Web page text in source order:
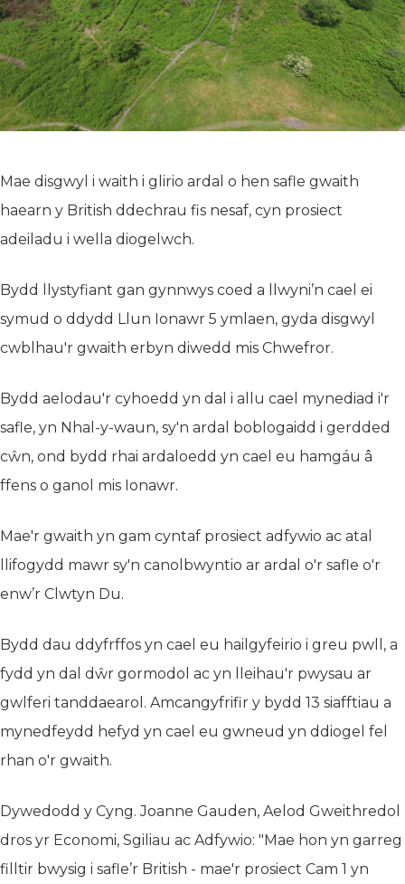
Mae disgwyl i waith i glirio ardal o hen safle gwaith
haearn y British ddechrau fis nesaf, cyn prosiect
adeiladu i wella diogelwch.
Bydd llystyfiant gan gynnwys coed a llwyni’n cael ei
symud o ddydd Llun Ionawr 5 ymlaen, gyda disgwyl
cwblhau'r gwaith erbyn diwedd mis Chwefror.
Bydd aelodau'r cyhoedd yn dal i allu cael mynediad i'r
safle, yn Nhal-y-waun, sy'n ardal boblogaidd i gerdded
cŵn, ond bydd rhai ardaloedd yn cael eu hamgáu â
ffens o ganol mis Ionawr.
Mae'r gwaith yn gam cyntaf prosiect adfywio ac atal
llifogydd mawr sy'n canolbwyntio ar ardal o'r safle o'r
enw’r Clwtyn Du.
Bydd dau ddyfrffos yn cael eu hailgyfeirio i greu pwll, a
fydd yn dal dŵr gormodol ac yn lleihau'r pwysau ar
gwlferi tanddaearol. Amcangyfrifir y bydd 13 siafftiau a
mynedfeydd hefyd yn cael eu gwneud yn ddiogel fel
rhan o'r gwaith.
Dywedodd y Cyng. Joanne Gauden, Aelod Gweithredol
dros yr Economi, Sgiliau ac Adfywio: "Mae hon yn garreg
filltir bwysig i safle’r British - mae'r prosiect Cam 1 yn